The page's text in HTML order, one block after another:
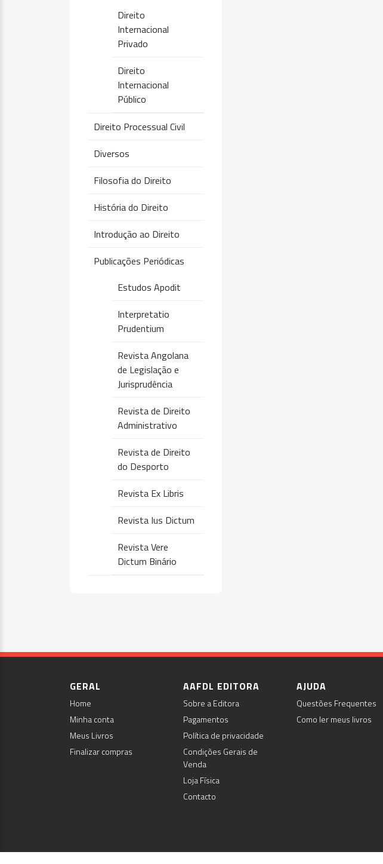
Direito
Internacional
Privado
Direito
Internacional
Público
Direito Processual Civil
Diversos
Filosofia do Direito
História do Direito
Introdução ao Direito
Publicações Periódicas
Estudos Apodit
Interpretatio
Prudentium
Revista Angolana
de Legislação e
Jurisprudência
Revista de Direito
Administrativo
Revista de Direito
do Desporto
Revista Ex Libris
Revista Ius Dictum
Revista Vere
Dictum Binário
GERAL
Home
Minha conta
Meus Livros
Finalizar compras
AAFDL EDITORA
Sobre a Editora
Pagamentos
Política de privacidade
Condições Gerais de
Venda
Loja Física
Contacto
AJUDA
Questões Frequentes
Como ler meus livros